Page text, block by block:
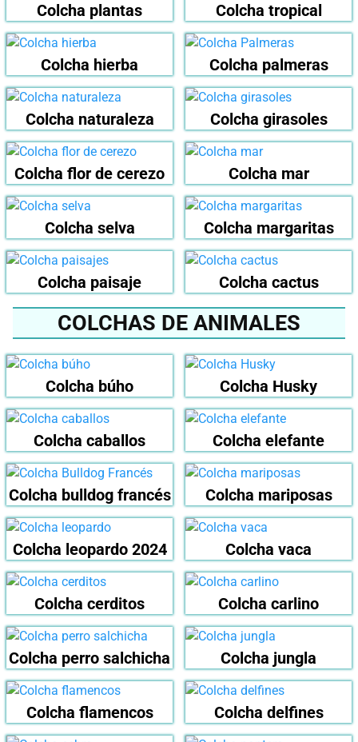
Colcha plantas Colcha tropical
Colcha hierba Colcha palmeras
Colcha naturaleza Colcha girasoles
Colcha flor de cerezo Colcha mar
Colcha selva Colcha margaritas
Colcha paisaje Colcha cactus
COLCHAS DE ANIMALES
Colcha búho Colcha Husky
Colcha caballos Colcha elefante
Colcha bulldog francés Colcha mariposas
Colcha leopardo 2024 Colcha vaca
Colcha cerditos Colcha carlino
Colcha perro salchicha Colcha jungla
Colcha flamencos Colcha delfines